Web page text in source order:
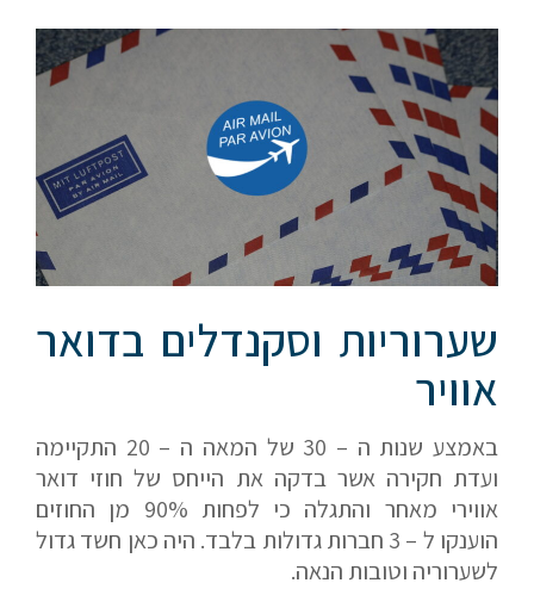
שערוריות וסקנדלים בדואר
אוויר
באמצע שנות ה – 30 של המאה ה – 20 התקיימה
ועדת חקירה אשר בדקה את הייחס של חוזי דואר
אווירי מאחר והתגלה כי לפחות 90% מן החוזים
הוענקו ל – 3 חברות גדולות בלבד. היה כאן חשד גדול
לשערוריה וטובות הנאה.